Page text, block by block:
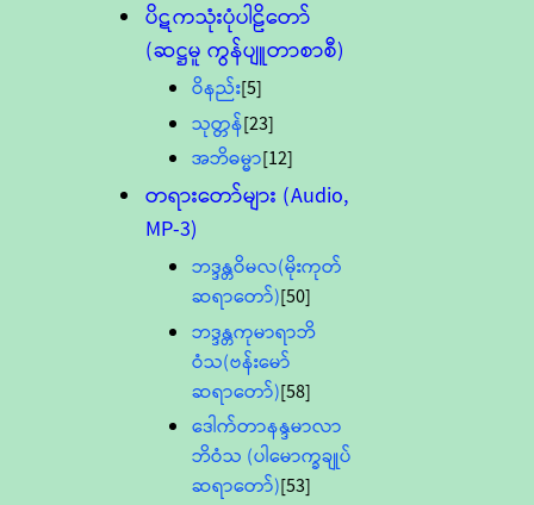
ပိဋကသုံးပုံပါဠိတော်
(ဆဋ္ဌမူ ကွန်ပျူတာစာစီ)
ဝိနည်း[5]
သုတ္တန်[23]
အဘိဓမ္မာ[12]
တရားတော်များ (Audio,
MP-3)
ဘဒ္ဒန္တဝိမလ(မိုးကုတ်
ဆရာတော်)[50]
ဘဒ္ဒန္တကုမာရာဘိ
ဝံသ(ဗန်းမော်
ဆရာတော်)[58]
ဒေါက်တာနန္ဒမာလာ
ဘိဝံသ (ပါမောက္ခချုပ်
ဆရာတော်)[53]